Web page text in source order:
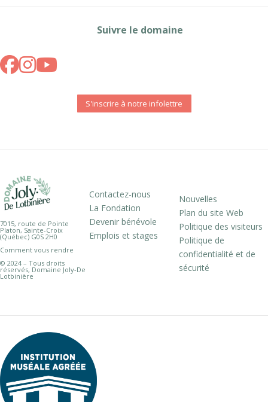
Suivre le domaine
S'inscrire à notre infolettre
7015, route de Pointe
Platon, Sainte-Croix
(Québec) G0S 2H0
Comment vous rendre
© 2024 – Tous droits
réservés, Domaine Joly-De
Lotbinière
Contactez-nous
La Fondation
Devenir bénévole
Emplois et stages
Nouvelles
Plan du site Web
Politique des visiteurs
Politique de
confidentialité et de
sécurité